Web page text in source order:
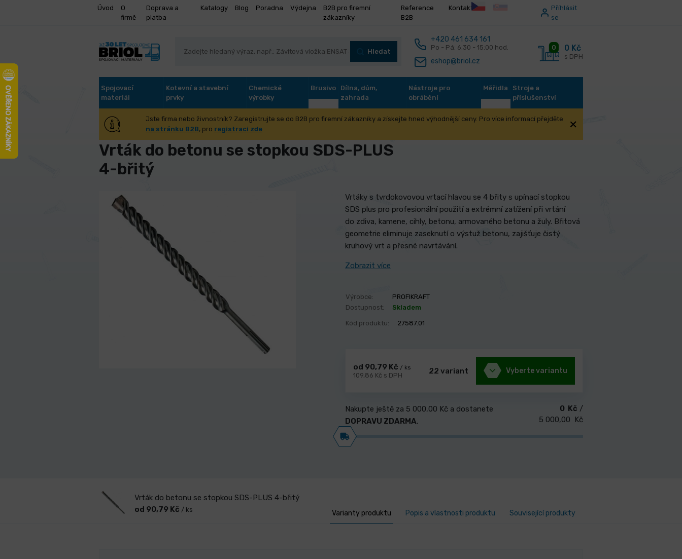
Úvod
O
firmě
Doprava a
platba
Katalogy Blog Poradna Výdejna
B2B pro firemní
zákazníky
Reference
B2B
Kontakt
Příhlásit
se
Hledat
+420 461 634 161
Po - Pá: 6:30 - 15:00 hod.
eshop@briol.cz
0 0 Kč
s DPH
Spojovací
materiál
Kotevní a stavební
prvky
Chemické
výrobky
Brusivo
Dílna, dům,
zahrada
Nástroje pro
obrábění
Měřidla
Stroje a
příslušenství
Jste firma nebo živnostník? Zaregistrujte se do B2B pro firemní zákazníky a získejte hned výhodnější ceny. Pro více informací přejděte
na stránku B2B, pro registraci zde.
Úvod Nástroje pro obrábění Nástroje pro obrábění otvorů
Vrták do betonu se stopkou SDS-PLUS
4-břitý
Vrtáky s tvrdokovovou vrtací hlavou se 4 břity s upínací stopkou
SDS plus pro profesionální použití a extrémní zatížení při vrtání
do zdiva, kamene, cihly, betonu, armovaného betonu a žuly. Břitová
geometrie eliminuje zaseknutí o výstuž betonu, zajišťuje čistý
kruhový vrt a přesné navrtávání.
Zobrazit více
Výrobce:
PROFIKRAFT
Dostupnost:
Skladem
Kód produktu: 27587.01
od 90,79 Kč / ks
109,86 Kč s DPH 22 variant Vyberte variantu
Nakupte ještě za 5 000,00 Kč a dostanete
DOPRAVU ZDARMA.
0 Kč /
5 000,00 Kč
Vrták do betonu se stopkou SDS-PLUS 4-břitý
od 90,79 Kč / ks Varianty produktu Popis a vlastnosti produktu Související produkty